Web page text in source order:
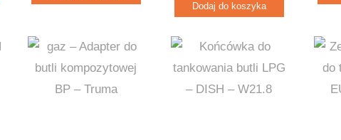
Dodaj do koszyka